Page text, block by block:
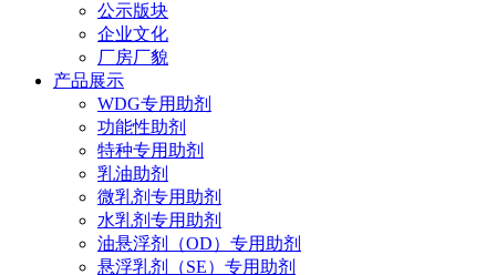
公示版块
企业文化
厂房厂貌
产品展示
WDG专用助剂
功能性助剂
特种专用助剂
乳油助剂
微乳剂专用助剂
水乳剂专用助剂
油悬浮剂（OD）专用助剂
悬浮乳剂（SE）专用助剂